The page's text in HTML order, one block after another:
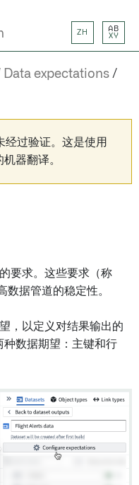
ZH
AB
XY
Data expectations
经过验证。这是使用
器翻译。
要求。这些要求（称
数据管道的稳定性。
，以定义对结果输出的
数据期望：主键和行